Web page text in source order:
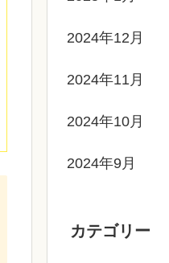
2024年12月
2024年11月
2024年10月
2024年9月
カテゴリー